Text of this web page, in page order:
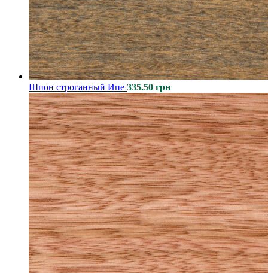
Шпон строганный Ипе 335.50 грн